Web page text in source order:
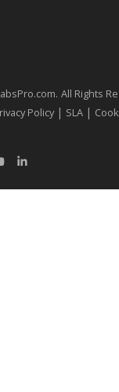
. All Rights
Policy| SLA |